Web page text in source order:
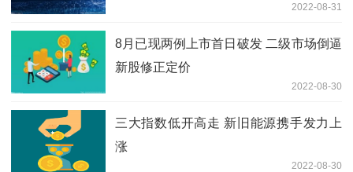
2022-08-31
8月已现两例上市首日破发 二级市场倒逼
新股修正定价
2022-08-30
三大指数低开高走 新旧能源携手发力上
涨
2022-08-30